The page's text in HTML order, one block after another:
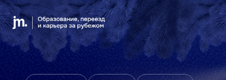
4-7 декабря Онлайн Бесплатно